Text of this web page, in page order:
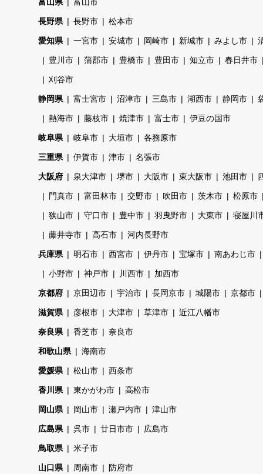
長野県 長野市 松本市
愛知県 一宮市 安城市 岡崎市 新城市 みよし市
豊川市 蒲郡市 豊橋市 豊田市 知立市 春日井市
刈谷市
静岡県 富士宮市 沼津市 三島市 湖西市 静岡市
熱海市 藤枝市 焼津市 富士市 伊豆の国市
岐阜県 岐阜市 大垣市 各務原市
三重県 伊賀市 津市 名張市
大阪府 泉大津市 堺市 大阪市 東大阪市 池田市
門真市 富田林市 交野市 吹田市 茨木市 松原市
狭山市 守口市 豊中市 羽曳野市 大東市 寝屋川
藤井寺市 高石市 河内長野市
兵庫県 明石市 西宮市 伊丹市 宝塚市 南あわじ市
小野市 神戸市 川西市 加西市
京都府 京田辺市 宇治市 長岡京市 城陽市 京都市
滋賀県 彦根市 大津市 草津市 近江八幡市
奈良県 香芝市 奈良市
和歌山県 海南市
愛媛県 松山市 西条市
香川県 東かがわ市 高松市
岡山県 岡山市 瀬戸内市 津山市
広島県 呉市 廿日市市 広島市
鳥取県 米子市
山口県 周南市 防府市